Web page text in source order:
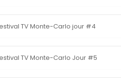
TV Monte-Carlo jour #4
TV Monte-Carlo Jour #5